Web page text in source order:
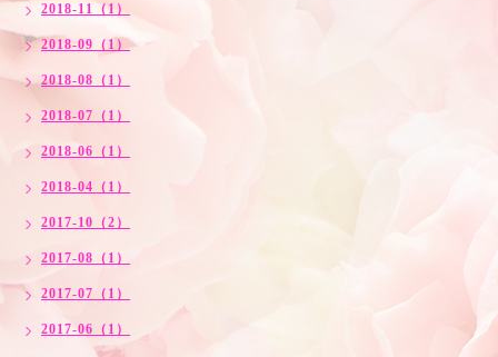
2018-11（1）
2018-09（1）
2018-08（1）
2018-07（1）
2018-06（1）
2018-04（1）
2017-10（2）
2017-08（1）
2017-07（1）
2017-06（1）